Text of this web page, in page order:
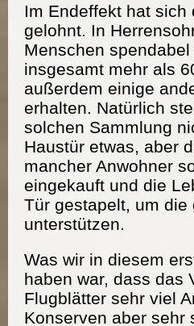
Im Endeffekt hat sich
gelohnt. In
Menschen
insgesamt mehr als
außerdem einige
erhalten. Natürlich
solchen Sammlung
Haustür etwas, aber
mancher Anwohner
eingekauft und die
Tür gestapelt, um die
unterstützen.
Was wir in diesem
haben war, dass das
Flugblätter sehr viel
Konserven aber sehr